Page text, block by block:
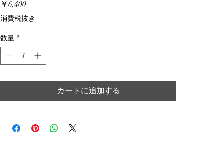
￥6,400価
格
消費税抜き
数量 *
カートに追加する